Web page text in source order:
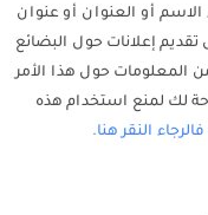
الاسم أو العنوان أو عنوان
تقديم إعلانات حول البضائع
المعلومات حول هذا الأمر
لك لمنع استخدام هذه
فالرجاء النقر هنا.